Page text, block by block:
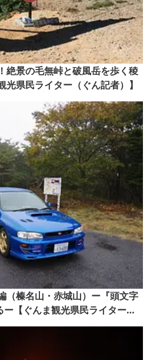
絶景の毛無峠と破風岳を歩く稜
県民ライター（ぐん記者）】
（榛名山・赤城山）ー『頭文字
【ぐんま観光県民ライター